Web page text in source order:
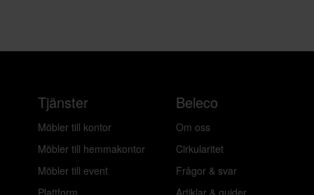
Tjänster
Möbler till kontor
Möbler till hemmakontor
Möbler till event
Plattform
Beleco
Om oss
Cirkularitet
Frågor & svar
Artiklar & guider